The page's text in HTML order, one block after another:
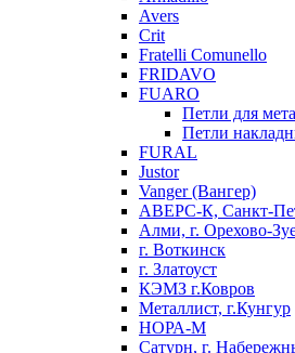
Avers
Crit
Fratelli Comunello
FRIDAVO
FUARO
Петли для
Петли
FURAL
Justor
Vanger (Вангер)
АВЕРС-К, Санкт-
Алми, г. Орехово-
г. Воткинск
г. Златоуст
КЭМЗ г.Ковров
Металлист, г.Кунгур
НОРА-М
Сатурн, г.